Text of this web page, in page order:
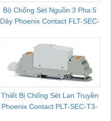
Bộ Chống Sét Nguồn 3 Pha 5
Dây Phoenix Contact FLT-SEC-
Thiết Bị Chống Sét Lan Truyền
Phoenix Contact PLT-SEC-T3-